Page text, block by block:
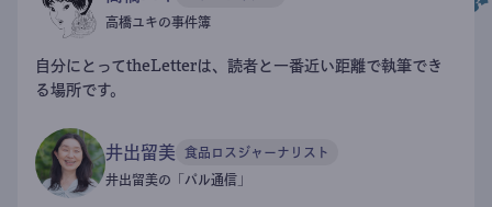
高橋ユキの事件簿
自分にとってtheLetterは、読者と一番近い距離で執筆でき
る場所です。
井出留美 食品ロスジャーナリスト
井出留美の「パル通信」